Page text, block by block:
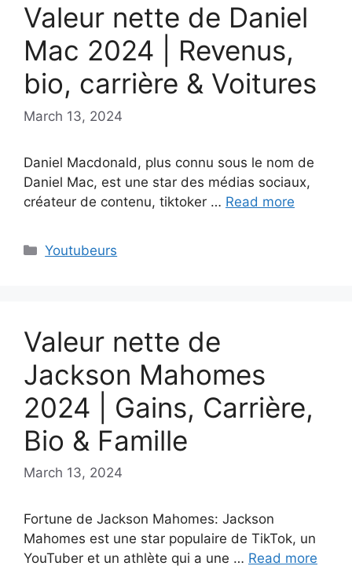
Valeur nette de Daniel
Mac 2024 | Revenus,
bio, carrière & Voitures
March 13, 2024
Daniel Macdonald, plus connu sous le nom de
Daniel Mac, est une star des médias sociaux,
créateur de contenu, tiktoker … Read more
Categories
Youtubeurs
Valeur nette de
Jackson Mahomes
2024 | Gains, Carrière,
Bio & Famille
March 13, 2024
Fortune de Jackson Mahomes: Jackson
Mahomes est une star populaire de TikTok, un
YouTuber et un athlète qui a une … Read more